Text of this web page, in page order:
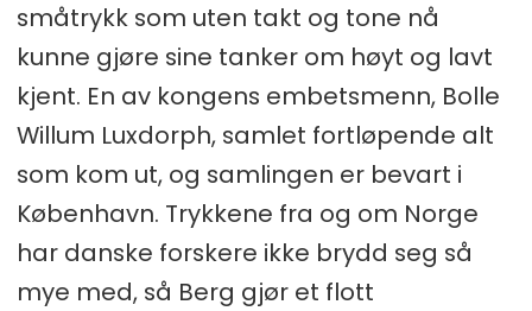
småtrykk som uten takt og tone nå
kunne gjøre sine tanker om høyt og lavt
kjent. En av kongens embetsmenn, Bolle
Willum Luxdorph, samlet fortløpende alt
som kom ut, og samlingen er bevart i
København. Trykkene fra og om Norge
har danske forskere ikke brydd seg så
mye med, så Berg gjør et flott